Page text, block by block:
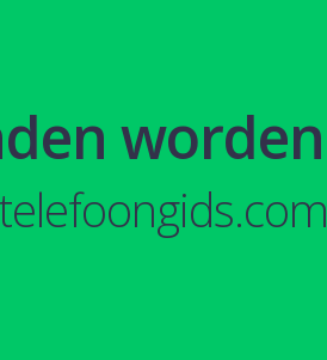
worden